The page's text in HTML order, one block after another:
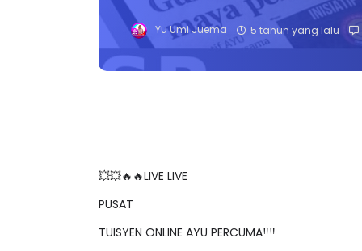
Yu Umi Juema 5 tahun yang lalu
💥💥🔥🔥LIVE LIVE
PUSAT
TUISYEN ONLINE AYU PERCUMA‼️‼️